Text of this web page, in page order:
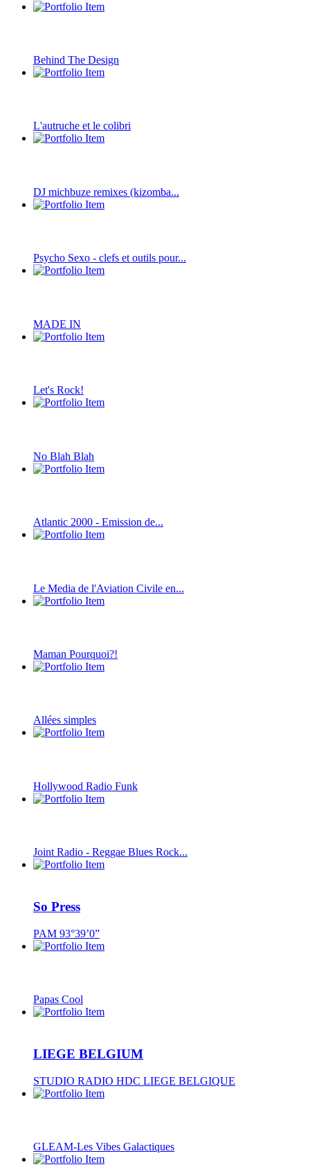
Behind The Design
L'autruche et le colibri
DJ michbuze remixes (kizomba...
Psycho Sexo - clefs et outils pour...
MADE IN
Let's Rock!
No Blah Blah
Atlantic 2000 - Emission de...
Le Media de l'Aviation Civile en...
Maman Pourquoi?!
Allées simples
Hollywood Radio Funk
Joint Radio - Reggae Blues Rock...
So Press
PAM 93°39’0”
Papas Cool
LIEGE BELGIUM
STUDIO RADIO HDC LIEGE BELGIQUE
GLEAM-Les Vibes Galactiques